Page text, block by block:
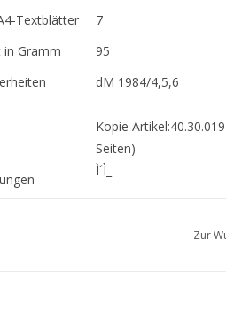
Textblätter
7
in Gramm
95
dM 1984/4,5,6
Kopie
Seiten)
Ì´Ì_
Zur